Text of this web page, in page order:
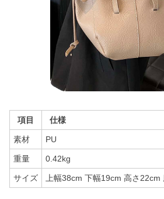
項目 仕様
素材 PU
重量 0.42kg
サイズ 上幅38cm 下幅19cm 高さ